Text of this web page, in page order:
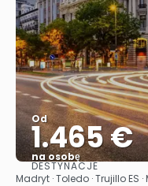
Od
1.465 €
na osobę
DESTYNACJE
Madryt · Toledo · Trujillo ES